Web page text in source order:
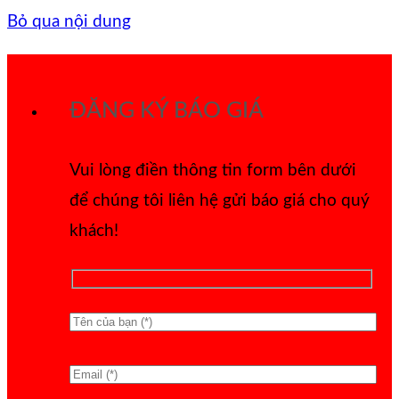
Bỏ qua nội dung
ĐĂNG KÝ BÁO GIÁ
Vui lòng điền thông tin form bên dưới
để chúng tôi liên hệ gửi báo giá cho quý
khách!